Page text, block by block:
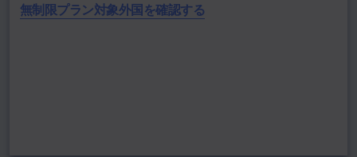
無制限プラン対象外国を確認する